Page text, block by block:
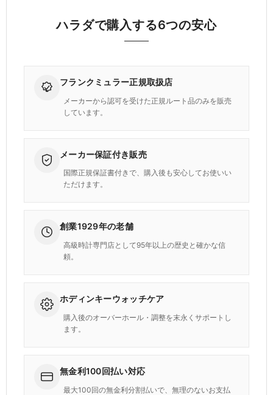
ハラダで購入する6つの安心
フランクミュラー正規取扱店
メーカーから認可を受けた正規ルート品のみを販売
しています。
メーカー保証付き販売
国際正規保証書付きで、購入後も安心してお使いい
ただけます。
創業1929年の老舗
高級時計専門店として95年以上の歴史と確かな信
頼。
ホディンキーウォッチケア
購入後のオーバーホール・調整を末永くサポートし
ます。
無金利100回払い対応
最大100回の無金利分割払いで、無理のないお支払